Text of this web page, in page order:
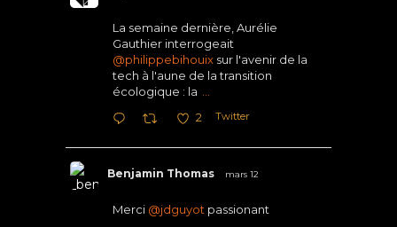
La semaine dernière, Aurélie
Gauthier interrogeait
@philippebihouix sur l'avenir de la
tech à l'aune de la transition
écologique : la
2 Twitter
Benjamin Thomas mars 12
Merci @jdguyot passionant